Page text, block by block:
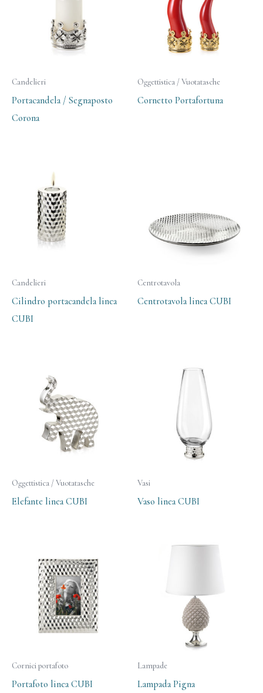
Candelieri
Portacandela / Segnaposto
Corona
Oggettistica / Vuotatasche
Cornetto Portafortuna
Candelieri
Cilindro portacandela linea
CUBI
Centrotavola
Centrotavola linea CUBI
Oggettistica / Vuotatasche
Elefante linea CUBI
Vasi
Vaso linea CUBI
Cornici portafoto
Portafoto linea CUBI
Lampade
Lampada Pigna